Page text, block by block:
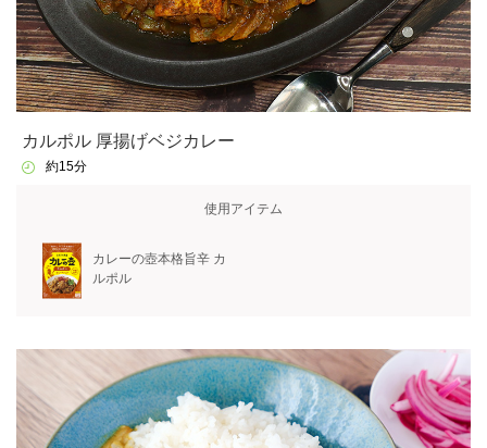
カルポル 厚揚げベジカレー
約15分
使用アイテム
カレーの壺本格旨辛 カ
ルポル